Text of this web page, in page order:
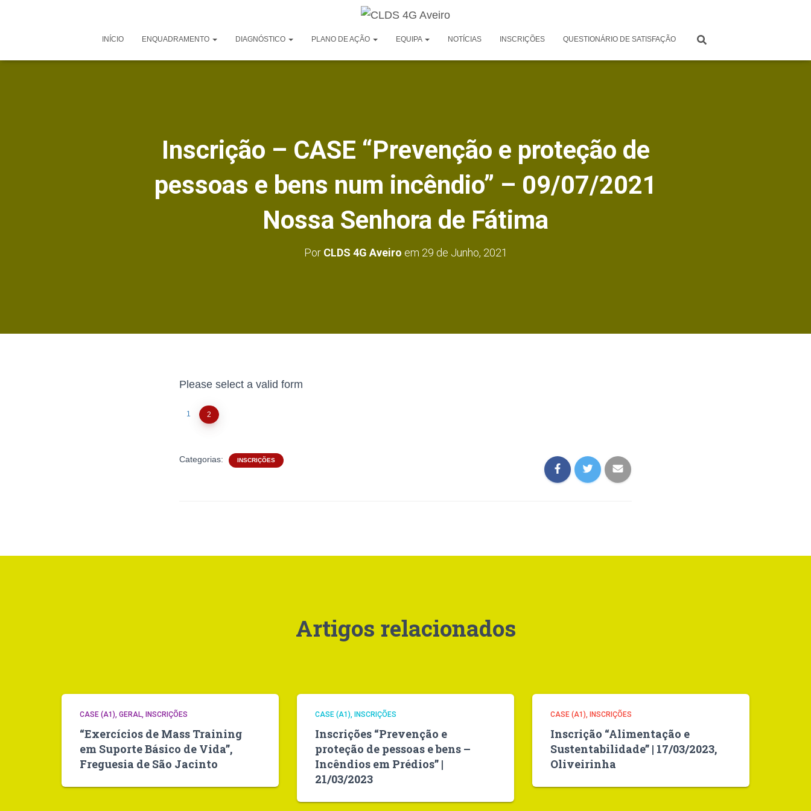
INÍCIO ENQUADRAMENTO DIAGNÓSTICO PLANO DE AÇÃO EQUIPA NOTÍCIAS INSCRIÇÕES QUESTIONÁRIO DE SATISFAÇÃO
Inscrição – CASE “Prevenção e proteção de
pessoas e bens num incêndio” – 09/07/2021
Nossa Senhora de Fátima
Por CLDS 4G Aveiro em 29 de Junho, 2021
Please select a valid form
1 2
Categorias: INSCRIÇÕES
Artigos relacionados
CASE (A1) GERAL INSCRIÇÕES
“Exercícios de Mass Training
em Suporte Básico de Vida”,
Freguesia de São Jacinto
CASE (A1) INSCRIÇÕES
Inscrições “Prevenção e
proteção de pessoas e bens –
Incêndios em Prédios” |
21/03/2023
CASE (A1) INSCRIÇÕES
Inscrição “Alimentação e
Sustentabilidade” | 17/03/2023,
Oliveirinha